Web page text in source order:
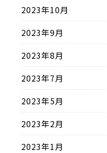
2023年10月
2023年9月
2023年8月
2023年7月
2023年5月
2023年2月
2023年1月